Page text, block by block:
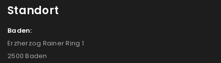
Standort
Baden:
Erzherzog Rainer Ring 1
2500 Baden